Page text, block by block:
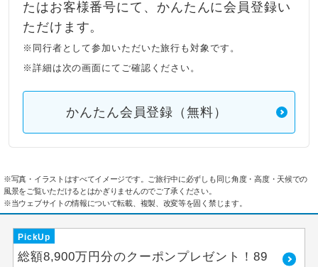
たはお客様番号にて、かんたんに会員登録い
ただけます。
※同行者として参加いただいた旅行も対象です。
※詳細は次の画面にてご確認ください。
かんたん会員登録（無料）
※写真・イラストはすべてイメージです。ご旅行中に必ずしも同じ角度・高度・天候での
風景をご覧いただけるとはかぎりませんのでご了承ください。
※当ウェブサイトの情報について転載、複製、改変等を固く禁じます。
PickUp
総額8,900万円分のクーポンプレゼント！89